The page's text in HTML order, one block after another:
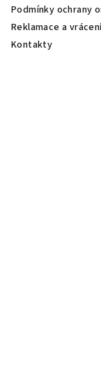
Podmínky ochrany
Reklamace a
Kontakty